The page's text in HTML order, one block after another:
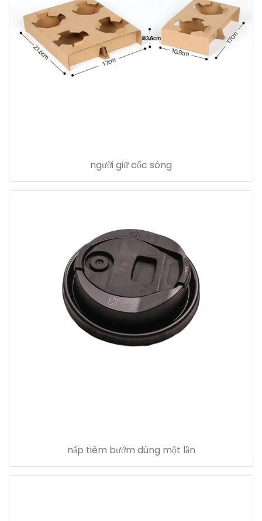
người giữ cốc sóng
nắp tiêm bướm dùng một lần